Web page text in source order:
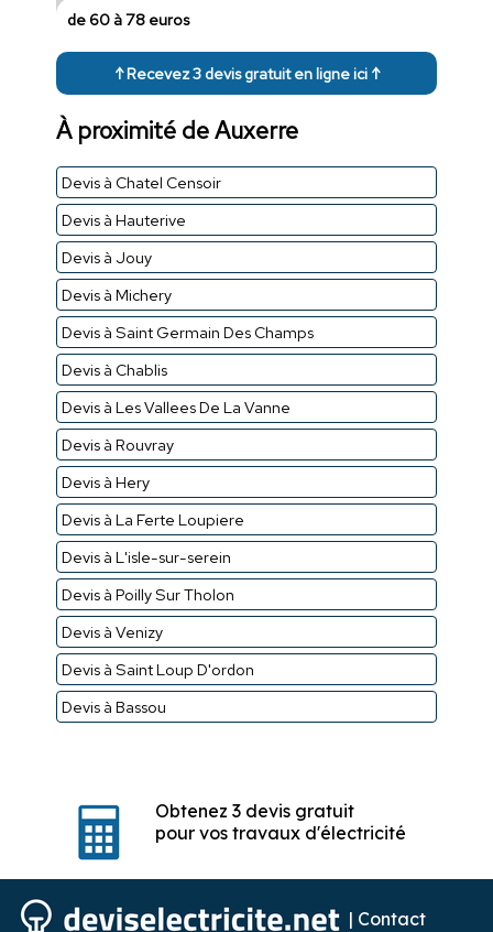
de 60 à 78 euros
↑ Recevez 3 devis gratuit en ligne ici ↑
À proximité de Auxerre
Devis à Chatel Censoir
Devis à Hauterive
Devis à Jouy
Devis à Michery
Devis à Saint Germain Des Champs
Devis à Chablis
Devis à Les Vallees De La Vanne
Devis à Rouvray
Devis à Hery
Devis à La Ferte Loupiere
Devis à L'isle-sur-serein
Devis à Poilly Sur Tholon
Devis à Venizy
Devis à Saint Loup D'ordon
Devis à Bassou
Obtenez 3 devis gratuit
pour vos travaux d'électricité
| Contact